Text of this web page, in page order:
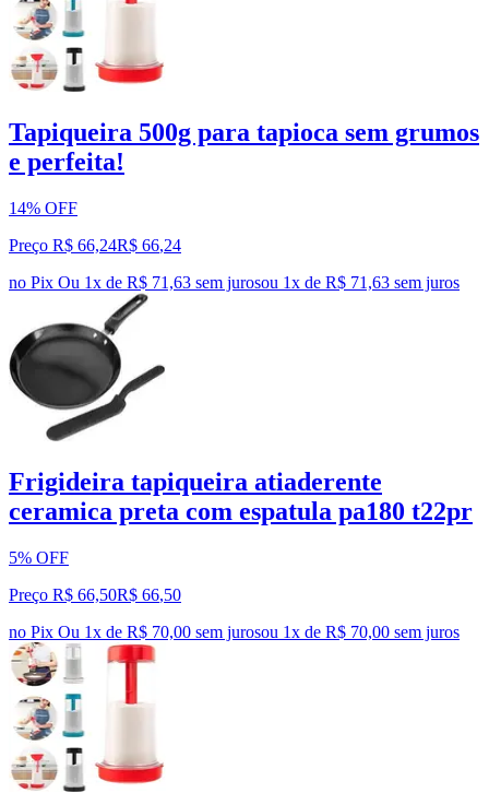
Tapiqueira 500g para tapioca sem grumos
e perfeita!
14% OFF
Preço R$ 66,24R$ 66,24
no Pix Ou 1x de R$ 71,63 sem jurosou 1x de R$ 71,63 sem juros
Frigideira tapiqueira atiaderente
ceramica preta com espatula pa180 t22pr
5% OFF
Preço R$ 66,50R$ 66,50
no Pix Ou 1x de R$ 70,00 sem jurosou 1x de R$ 70,00 sem juros